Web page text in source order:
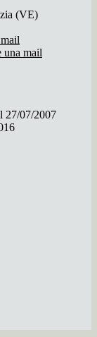
(VE)
una mail
27/07/2007